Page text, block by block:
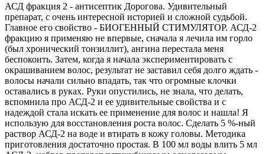
АСД фракция 2 - антисептик Дорогова. Удивительный
препарат, с очень интересной историей и сложной судьбой.
Главное его свойство - БИОГЕННЫЙ СТИМУЛЯТОР. АСД-2
фракцию я применяю не впервые, сначала я лечила им горло
(был хронический тонзиллит), ангина перестала меня
беспокоить. Затем, когда я начала экспериментировать с
окрашиванием волос, результат не заставил себя долго ждать -
волосы начали сильно впадать, так что огромные клочки
оставались в руках. Руки опустились, не знала, что делать,
вспомнила про АСД-2 и ее удивительные свойства и с
надеждой стала искать ее применение для волос и нашла! Я
использую для восстановления роста волос. Сделать 5 %-ный
раствор АСД-2 на воде и втирать в кожу головы. Методика
приготовления достаточно простая. В 100 мл воды влить 5 мл